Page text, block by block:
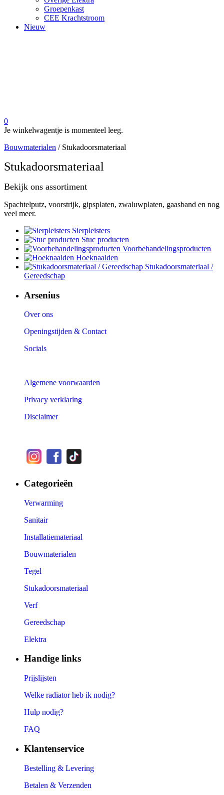
Groepenkast
CEE Krachtstroom
Nieuw
0
Je winkelwagentje is momenteel leeg.
Bouwmaterialen / Stukadoorsmateriaal
Stukadoorsmateriaal
Bekijk ons assortiment
Spachtelputz, voorstrijk, gipsplaten, zwaluwplaten, gaasband en nog
veel meer.
Sierpleisters
Stuc producten
Voorbehandelingsproducten
Hoeknaalden
Stukadoorsmateriaal /
Gereedschap
Arsenius
Over ons
Openingstijden & Contact
Socials
Algemene voorwaarden
Privacy verklaring
Disclaimer
Categorieën
Verwarming
Sanitair
Installatiemateriaal
Bouwmaterialen
Tegel
Stukadoorsmateriaal
Verf
Gereedschap
Elektra
Handige links
Prijslijsten
Welke radiator heb ik nodig?
Hulp nodig?
FAQ
Klantenservice
Bestelling & Levering
Betalen & Verzenden